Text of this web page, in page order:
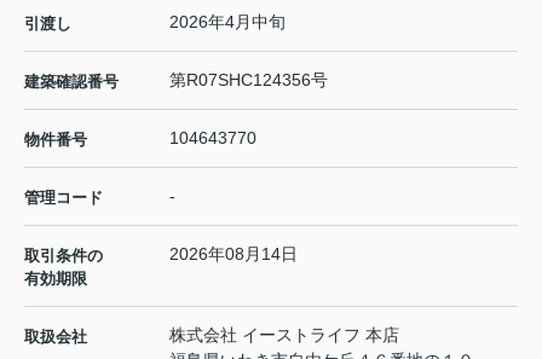
引渡し 2026年4月中旬
建築確認番号 第R07SHC124356号
物件番号 104643770
管理コード -
取引条件の
有効期限
2026年08月14日
取扱会社
株式会社 イーストライフ 本店